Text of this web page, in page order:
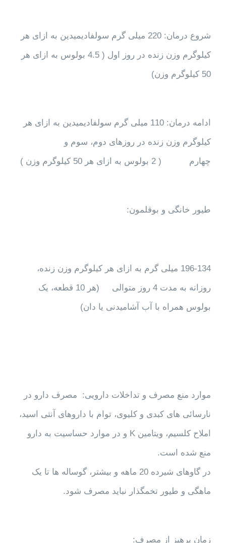
شروع درمان: 220 میلی گرم سولفادیمیدین به ازای هر
کیلوگرم وزن زنده در روز اول ( 4.5 بولوس به ازای هر
50 کیلوگرم وزن)
ادامه درمان: 110 میلی گرم سولفادیمیدین به ازای هر
کیلوگرم وزن زنده در روزهای دوم، سوم و
چهارم ( 2 بولوس به ازای هر 50 کیلوگرم وزن )
طیور خانگی و بوقلمون:
196-134 میلی گرم به ازای هر کیلوگرم وزن زنده،
روزانه به مدت 4 روز متوالی (هر 10 قطعه، یک
بولوس همراه با آب آشامیدنی یا دان)
موارد منع مصرف و تداخلات دارویی: مصرف دارو در
نارسائی های کبدی و کلیوی، توام با داروهای آنتی اسید،
املاح کلسیم، ویتامین K و در موارد حساسیت به دارو
منع شده است.
در گاوهای شیرده 20 ماهه و بیشتر، گوساله ها تا یک
ماهگی و طیور تخمگذار نباید مصرف شود.
زمان پرهیز از مصرف: